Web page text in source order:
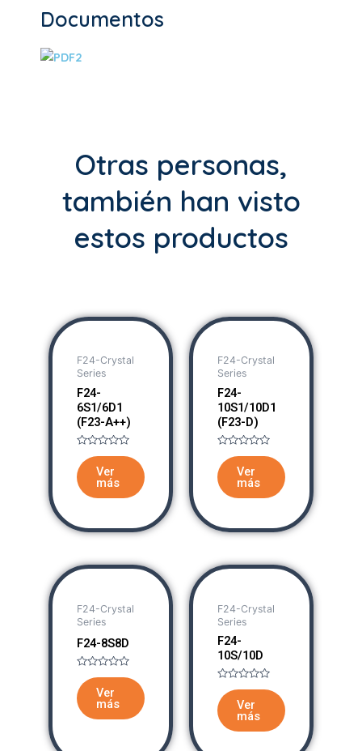
Documentos
Otras personas,
también han visto
estos productos
F24-Crystal
Series
F24-
6S1/6D1
(F23-A++)
Rated
0
out
of
5
Ver
más
F24-Crystal
Series
F24-
10S1/10D1
(F23-D)
Rated
0
out
of
5
Ver
más
F24-Crystal
Series
F24-8S8D
Rated
0
out
of
5
Ver
más
F24-Crystal
Series
F24-
10S/10D
Rated
0
out
of
5
Ver
más